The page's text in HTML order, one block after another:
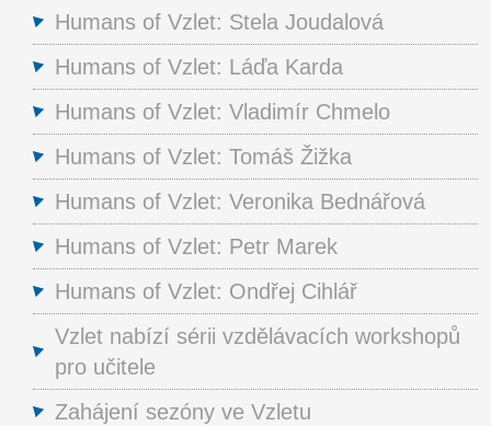
Humans of Vzlet: Stela Joudalová
Humans of Vzlet: Láďa Karda
Humans of Vzlet: Vladimír Chmelo
Humans of Vzlet: Tomáš Žižka
Humans of Vzlet: Veronika Bednářová
Humans of Vzlet: Petr Marek
Humans of Vzlet: Ondřej Cihlář
Vzlet nabízí sérii vzdělávacích workshopů
pro učitele
Zahájení sezóny ve Vzletu